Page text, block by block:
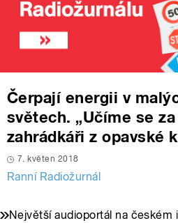
Čerpají energii v
světech. „Učíme se
zahrádkáři z opavské
7. květen 2018
Ranní Radiožurnál
Největší audioportál na českém